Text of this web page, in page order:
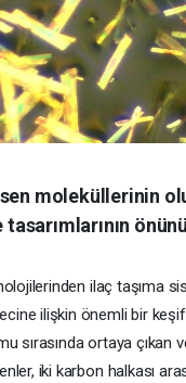
moleküllerinin
ilaç taşıma
ilişkin önemli bir keşif
sırasında ortaya
iki karbon halkası